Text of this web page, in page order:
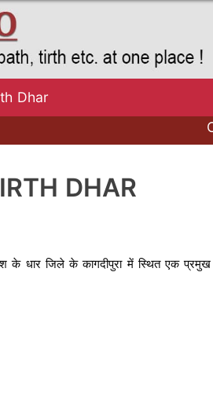
Dhar
Click
DHAR
के धार जिले के कागदीपुरा में स्थित एक